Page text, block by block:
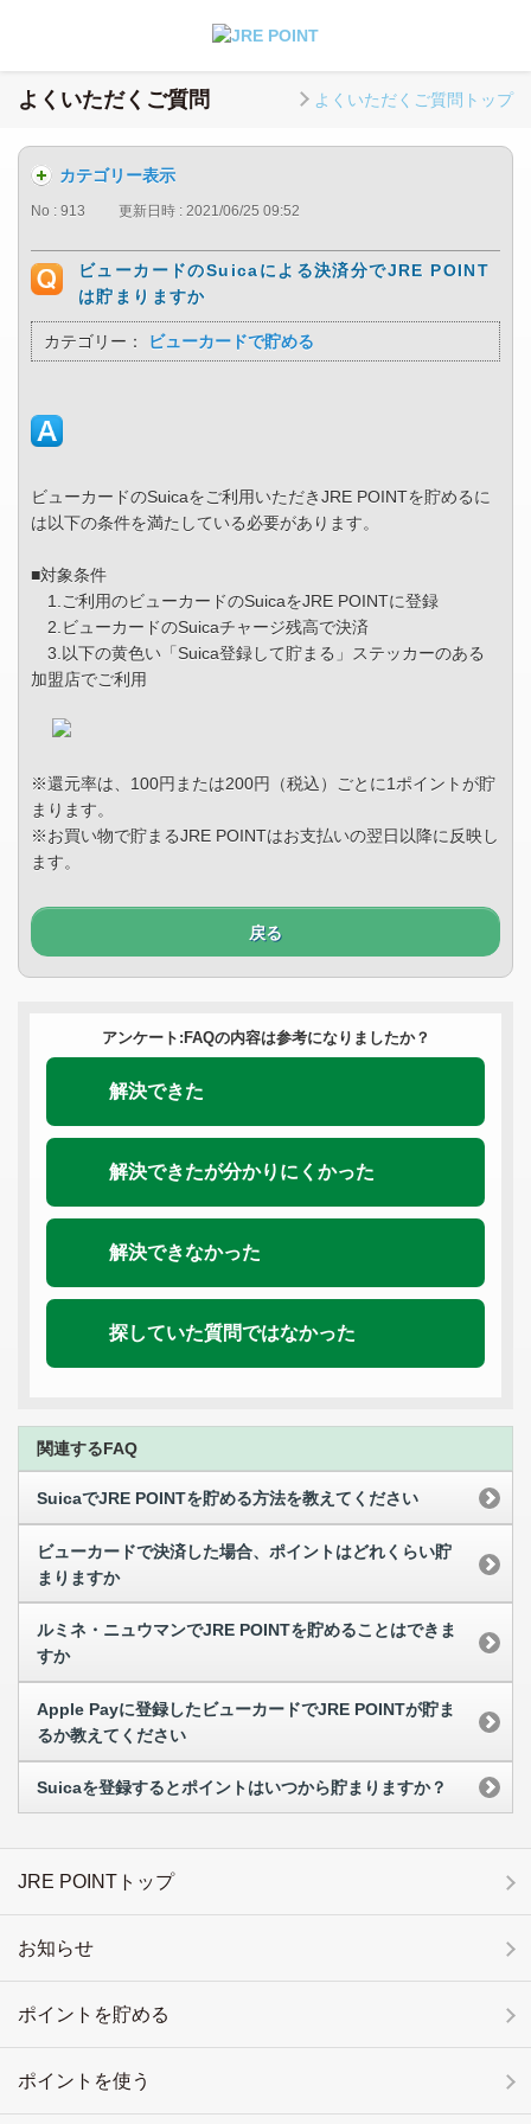
よくいただくご質問 よくいただくご質問トップ
カテゴリー表示
No : 913 更新日時 : 2021/06/25 09:52
ビューカードのSuicaによる決済分でJRE POINT
は貯まりますか
カテゴリー： ビューカードで貯める
ビューカードのSuicaをご利用いただきJRE POINTを貯めるに
は以下の条件を満たしている必要があります。
■対象条件
1.ご利用のビューカードのSuicaをJRE POINTに登録
2.ビューカードのSuicaチャージ残高で決済
3.以下の黄色い「Suica登録して貯まる」ステッカーのある
加盟店でご利用
※還元率は、100円または200円（税込）ごとに1ポイントが貯
まります。
※お買い物で貯まるJRE POINTはお支払いの翌日以降に反映し
ます。
戻る
アンケート:FAQの内容は参考になりましたか？
解決できた
解決できたが分かりにくかった
解決できなかった
探していた質問ではなかった
関連するFAQ
SuicaでJRE POINTを貯める方法を教えてください
ビューカードで決済した場合、ポイントはどれくらい貯
まりますか
ルミネ・ニュウマンでJRE POINTを貯めることはできま
すか
Apple Payに登録したビューカードでJRE POINTが貯ま
るか教えてください
Suicaを登録するとポイントはいつから貯まりますか？
JRE POINTトップ
お知らせ
ポイントを貯める
ポイントを使う